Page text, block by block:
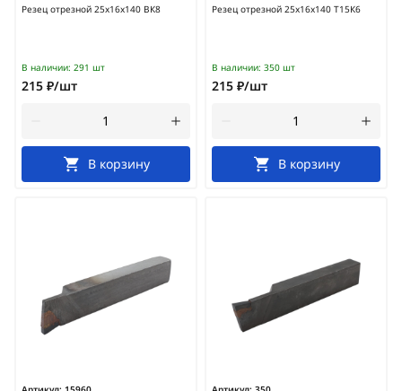
Резец отрезной 25х16х140 ВК8
В наличии: 291 шт
215 ₽/шт
В корзину
Резец отрезной 25х16х140 Т15К6
В наличии: 350 шт
215 ₽/шт
В корзину